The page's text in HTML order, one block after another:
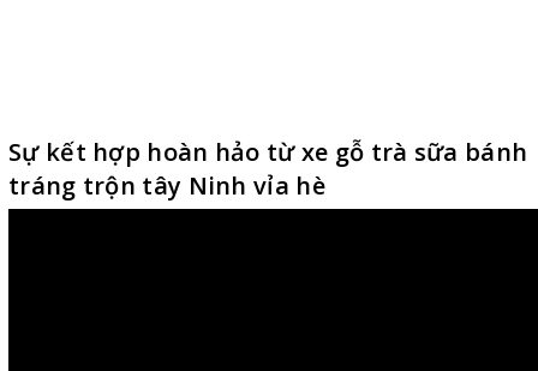
Sự kết hợp hoàn hảo từ xe gỗ trà sữa bánh
tráng trộn tây Ninh vỉa hè